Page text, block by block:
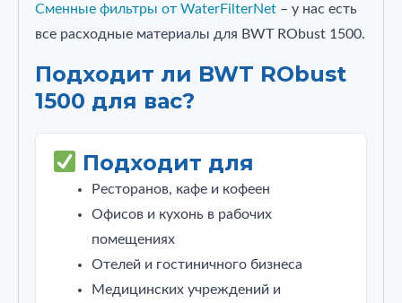
Сменные фильтры от WaterFilterNet – у нас есть
все расходные материалы для BWT RObust 1500.
Подходит ли BWT RObust
1500 для вас?
Подходит для
Ресторанов, кафе и кофеен
Офисов и кухонь в рабочих
помещениях
Отелей и гостиничного бизнеса
Медицинских учреждений и